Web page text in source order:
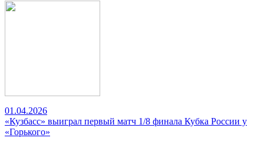
01.04.2026
«Кузбасс» выиграл первый матч 1/8 финала Кубка России у
«Горького»